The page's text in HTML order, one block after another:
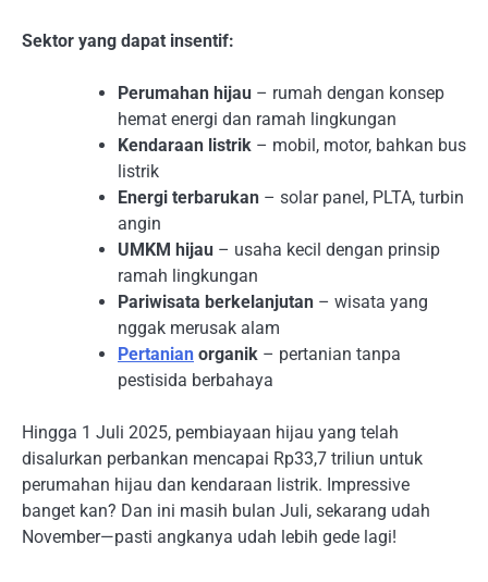
Sektor yang dapat insentif:
Perumahan hijau – rumah dengan konsep
hemat energi dan ramah lingkungan
Kendaraan listrik – mobil, motor, bahkan bus
listrik
Energi terbarukan – solar panel, PLTA, turbin
angin
UMKM hijau – usaha kecil dengan prinsip
ramah lingkungan
Pariwisata berkelanjutan – wisata yang
nggak merusak alam
Pertanian organik – pertanian tanpa
pestisida berbahaya
Hingga 1 Juli 2025, pembiayaan hijau yang telah
disalurkan perbankan mencapai Rp33,7 triliun untuk
perumahan hijau dan kendaraan listrik. Impressive
banget kan? Dan ini masih bulan Juli, sekarang udah
November—pasti angkanya udah lebih gede lagi!